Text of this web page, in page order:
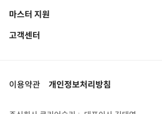
마스터 지원
고객센터
이용약관 개인정보처리방침